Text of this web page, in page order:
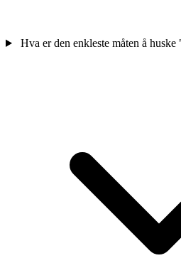
Hva er den enkleste måten å